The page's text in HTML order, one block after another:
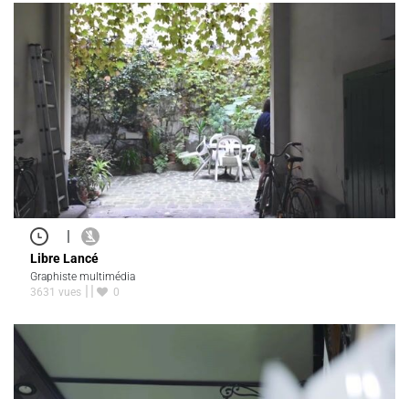
|
Libre Lancé
Graphiste multimédia
3631 vues
0